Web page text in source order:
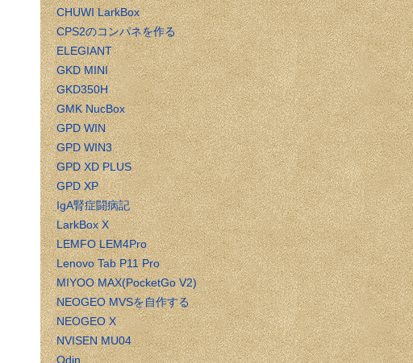
CHUWI LarkBox
CPS2のコンパネを作る
ELEGIANT
GKD MINI
GKD350H
GMK NucBox
GPD WIN
GPD WIN3
GPD XD PLUS
GPD XP
IgA腎症闘病記
LarkBox X
LEMFO LEM4Pro
Lenovo Tab P11 Pro
MIYOO MAX(PocketGo V2)
NEOGEO MVSを自作する
NEOGEO X
NVISEN MU04
Odin